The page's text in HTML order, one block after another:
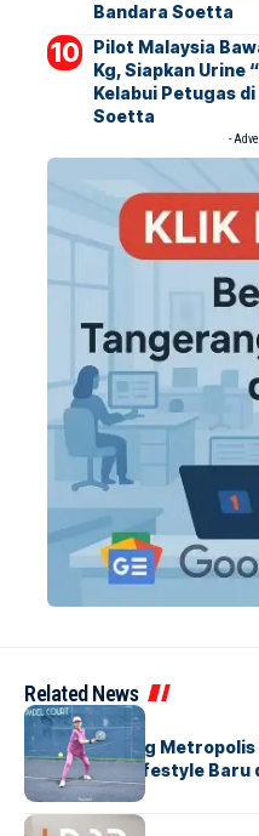
Bandara Soetta
Pilot Malaysia
Kg, Siapkan Urine
Kelabui Petugas
Soetta
-
Related News
BERITAHOME
Grand Opening
Olahraga & Lifestyle
BERITAHOME